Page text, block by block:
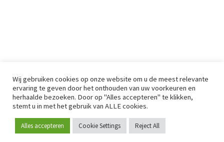
Word lid
Wij gebruiken cookies op onze website om u de meest relevante
ervaring te geven door het onthouden van uw voorkeuren en
herhaalde bezoeken. Door op "Alles accepteren" te klikken,
stemt u in met het gebruik van ALLE cookies.
Alles accepteren Cookie Settings Reject All